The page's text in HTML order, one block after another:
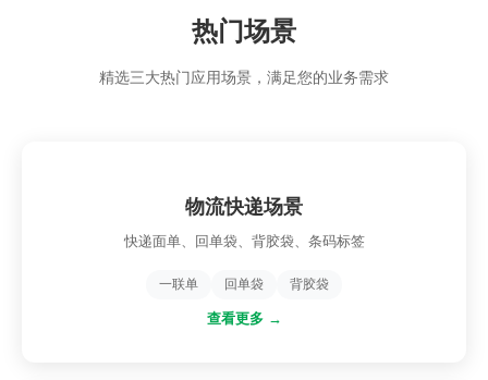
热门场景
精选三大热门应用场景，满足您的业务需求
物流快递场景
快递面单、回单袋、背胶袋、条码标签
一联单 回单袋 背胶袋
查看更多 →